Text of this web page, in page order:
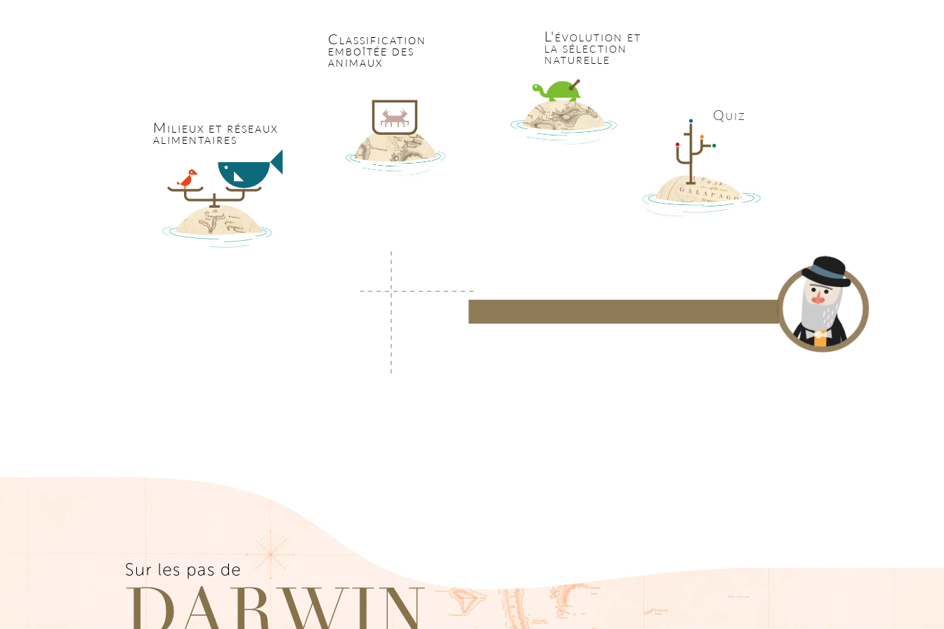
Milieux et réseaux
alimentaires
Classification
emboîtée des
animaux
L'évolution et
la sélection
naturelle
Quiz